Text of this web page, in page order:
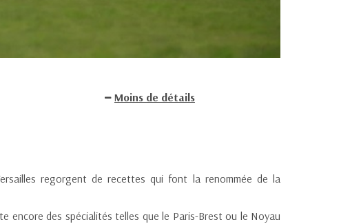
Moins de détails
regorgent de recettes qui font la renommée de la
encore des spécialités telles que le Paris-Brest ou le Noyau